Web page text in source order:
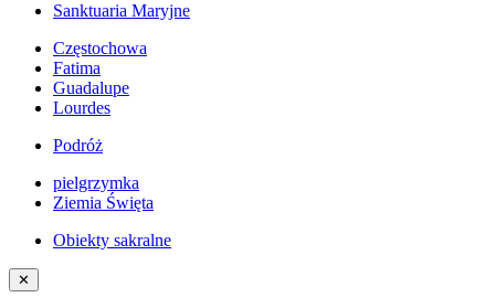
Sanktuaria Maryjne
Częstochowa
Fatima
Guadalupe
Lourdes
Podróż
pielgrzymka
Ziemia Święta
Obiekty sakralne
✕